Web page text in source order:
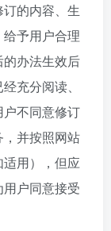
的内容、生
予用户合理
办法生效后
充分阅读、
不同意修订
并按照网站
用），但应
户同意接受